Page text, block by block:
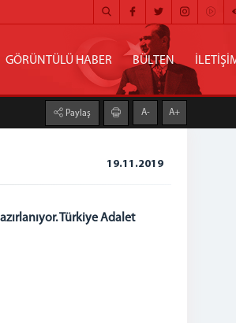
GÖRÜNTÜLÜ HABER BÜLTEN
Paylaş A- A+
19.11.2019
Türkiye Adalet